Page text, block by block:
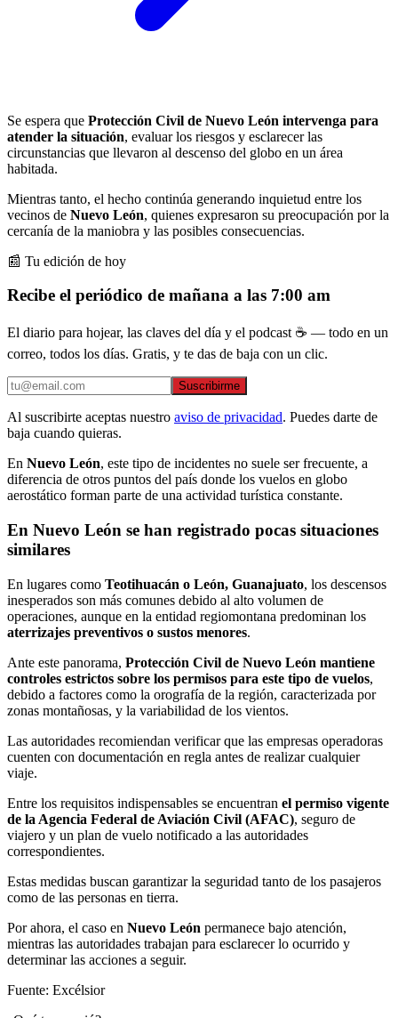
Se espera que Protección Civil de Nuevo León intervenga para
atender la situación, evaluar los riesgos y esclarecer las
circunstancias que llevaron al descenso del globo en un área
habitada.
Mientras tanto, el hecho continúa generando inquietud entre los
vecinos de Nuevo León, quienes expresaron su preocupación por la
cercanía de la maniobra y las posibles consecuencias.
📰 Tu edición de hoy
Recibe el periódico de mañana a las 7:00 am
El diario para hojear, las claves del día y el podcast ☕ — todo en un
correo, todos los días. Gratis, y te das de baja con un clic.
Suscribirme
Al suscribirte aceptas nuestro aviso de privacidad. Puedes darte de
baja cuando quieras.
En Nuevo León, este tipo de incidentes no suele ser frecuente, a
diferencia de otros puntos del país donde los vuelos en globo
aerostático forman parte de una actividad turística constante.
En Nuevo León se han registrado pocas situaciones
similares
En lugares como Teotihuacán o León, Guanajuato, los descensos
inesperados son más comunes debido al alto volumen de
operaciones, aunque en la entidad regiomontana predominan los
aterrizajes preventivos o sustos menores.
Ante este panorama, Protección Civil de Nuevo León mantiene
controles estrictos sobre los permisos para este tipo de vuelos,
debido a factores como la orografía de la región, caracterizada por
zonas montañosas, y la variabilidad de los vientos.
Las autoridades recomiendan verificar que las empresas operadoras
cuenten con documentación en regla antes de realizar cualquier
viaje.
Entre los requisitos indispensables se encuentran el permiso vigente
de la Agencia Federal de Aviación Civil (AFAC), seguro de
viajero y un plan de vuelo notificado a las autoridades
correspondientes.
Estas medidas buscan garantizar la seguridad tanto de los pasajeros
como de las personas en tierra.
Por ahora, el caso en Nuevo León permanece bajo atención,
mientras las autoridades trabajan para esclarecer lo ocurrido y
determinar las acciones a seguir.
Fuente: Excélsior